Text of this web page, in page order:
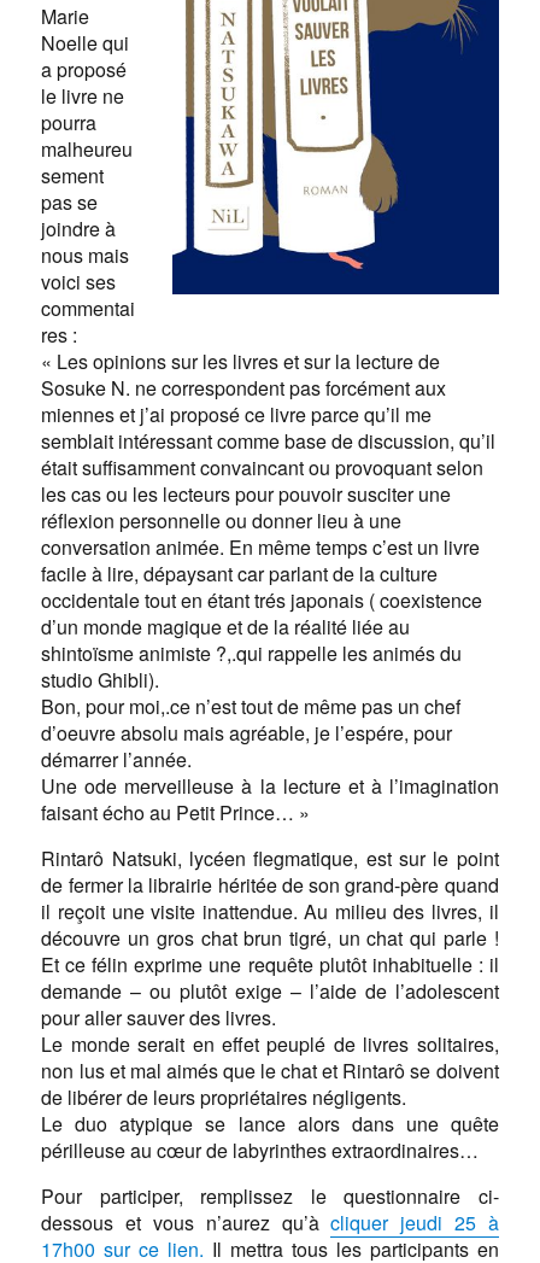
Marie
Noelle qui
a proposé
le livre ne
pourra
malheureu
sement
pas se
joindre à
nous mais
voici ses
commentai
res :
« Les opinions sur les livres et sur la lecture de
Sosuke N. ne correspondent pas forcément aux
miennes et j’ai proposé ce livre parce qu’il me
semblait intéressant comme base de discussion, qu’il
était suffisamment convaincant ou provoquant selon
les cas ou les lecteurs pour pouvoir susciter une
réflexion personnelle ou donner lieu à une
conversation animée. En même temps c’est un livre
facile à lire, dépaysant car parlant de la culture
occidentale tout en étant trés japonais ( coexistence
d’un monde magique et de la réalité liée au
shintoïsme animiste ?,.qui rappelle les animés du
studio Ghibli).
Bon, pour moi,.ce n’est tout de même pas un chef
d’oeuvre absolu mais agréable, je l’espére, pour
démarrer l’année.
Une ode merveilleuse à la lecture et à l’imagination
faisant écho au Petit Prince… »
Rintarô Natsuki, lycéen flegmatique, est sur le point
de fermer la librairie héritée de son grand-père quand
il reçoit une visite inattendue. Au milieu des livres, il
découvre un gros chat brun tigré, un chat qui parle !
Et ce félin exprime une requête plutôt inhabituelle : il
demande – ou plutôt exige – l’aide de l’adolescent
pour aller sauver des livres.
Le monde serait en effet peuplé de livres solitaires,
non lus et mal aimés que le chat et Rintarô se doivent
de libérer de leurs propriétaires négligents.
Le duo atypique se lance alors dans une quête
périlleuse au cœur de labyrinthes extraordinaires…
Pour participer, remplissez le questionnaire ci-
dessous et vous n’aurez qu’àcliquer jeudi 25 à
17h00 sur ce lien. Il mettra tous les participants en